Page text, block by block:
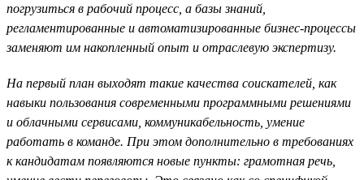
погрузиться в рабочий процесс, а базы знаний,
регламентированные и автоматизированные бизнес-процессы
заменяют им накопленный опыт и отраслевую экспертизу.
На первый план выходят такие качества соискателей, как
навыки пользования современными программными решениями
и облачными сервисами, коммуникабельность, умение
работать в команде. При этом дополнительно в требованиях
к кандидатам появляются новые пункты: грамотная речь,